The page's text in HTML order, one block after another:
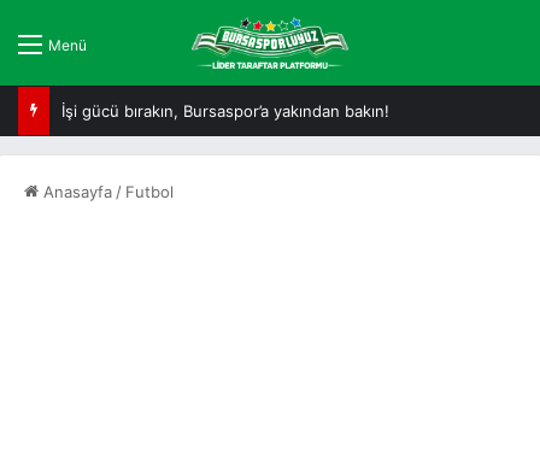
Menü
Tam da Bursaspor ruhuna uygun!
Anasayfa / Futbol